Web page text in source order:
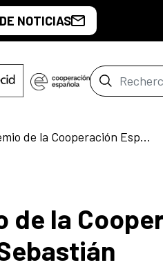
NOTICIAS
Barre de
«Alanis», Premio de la Cooperación Española en el Festival de San Sebastián
de la